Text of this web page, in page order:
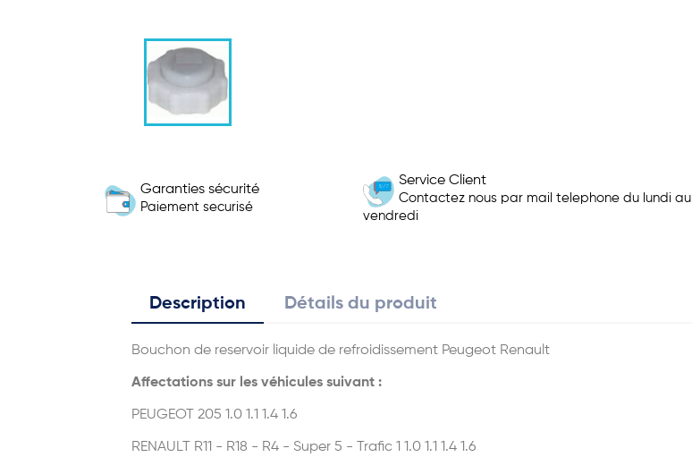
Garanties sécurité
Paiement securisé
Service Client
Contactez nous par mail telephone du lundi au
vendredi
Description Détails du produit
Bouchon de reservoir liquide de refroidissement Peugeot Renault
Affectations sur les véhicules suivant :
PEUGEOT 205 1.0 1.1 1.4 1.6
RENAULT R11 - R18 - R4 - Super 5 - Trafic 1 1.0 1.1 1.4 1.6